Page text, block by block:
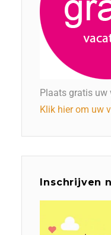
Plaats gratis uw
Klik hier om uw
Inschrijven